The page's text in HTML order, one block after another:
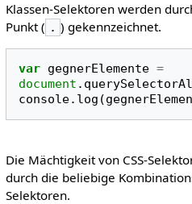
Klassen-Selektoren werden
Punkt ( . ) gekennzeichnet.
var gegnerElemente =
document .
console. log (
Die Mächtigkeit von CSS-
durch die beliebige
Selektoren.